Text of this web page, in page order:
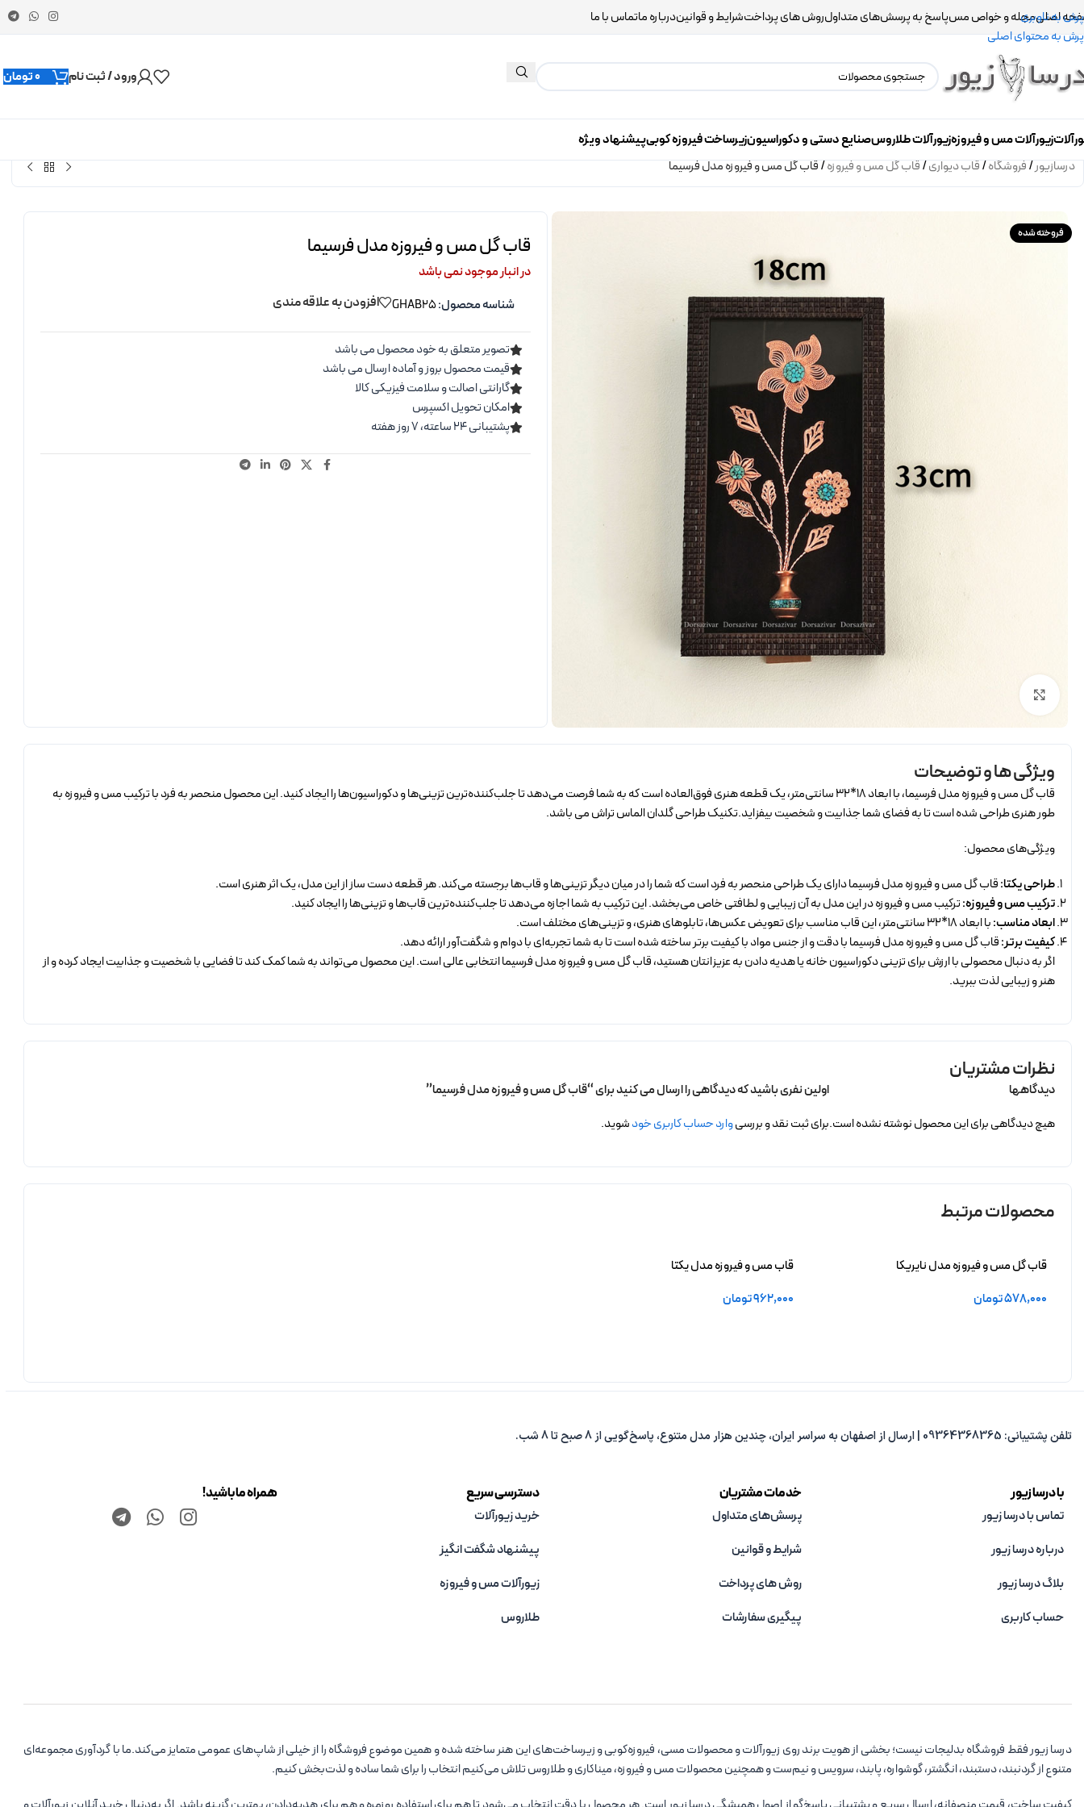
پرش به ناوبری
پرش به محتوای اصلی
اصلیمجله و خواص مسپاسخ به پرسش‌های متداولروش های پرداختشرایط و قوانیندرباره ماتماس با ما
ورود / ثبت نام 0تومان
زیورآلات مس و فیروزهزیورآلات طلاروسصنایع دستی و دکوراسیونزیرساخت فیروزه کوبیپیشنهاد ویژه
درسازیور/فروشگاه/قاب دیواری/قاب گل مس و فیروزه/قاب گل مس و فیروزه مدل فرسیما
فروخته شده قاب گل مس و فیروزه مدل فرسیما
در انبار موجود نمی باشد
شناسه محصول:GHAB25 افزودن به علاقه مندی
تصویر متعلق به خود محصول می باشد
قیمت محصول بروز و آماده ارسال می باشد
گارانتی اصالت و سلامت فیزیکی کالا
امکان تحویل اکسپرس
پشتیبانی ۲۴ ساعته، ۷ روز هفته
ویژگی ها و توضیحات
قاب گل مس و فیروزه مدل فرسیما، با ابعاد 18*32 سانتی‌متر، یک قطعه هنری فوق‌العاده است که به شما فرصت می‌دهد تا جلب‌کننده‌ترین تزینی‌ها و دکوراسیون‌ها را ایجاد کنید. این محصول منحصر به فرد با ترکیب مس و فیروزه به
طور هنری طراحی شده است تا به فضای شما جذابیت و شخصیت بیفزاید.تکنیک طراحی گلدان الماس تراش می باشد.
ویژگی‌های محصول:
طراحی یکتا:قاب گل مس و فیروزه مدل فرسیما دارای یک طراحی منحصر به فرد است که شما را در میان دیگر تزینی‌ها و قاب‌ها برجسته می‌کند. هر قطعه دست ساز از این مدل، یک اثر هنری است.
ترکیب مس و فیروزه:ترکیب مس و فیروزه در این مدل به آن زیبایی و لطافتی خاص می‌بخشد. این ترکیب به شما اجازه می‌دهد تا جلب‌کننده‌ترین قاب‌ها و تزینی‌ها را ایجاد کنید.
ابعاد مناسب:با ابعاد 18*32 سانتی‌متر، این قاب مناسب برای تعویض عکس‌ها، تابلوهای هنری، و تزینی‌های مختلف است.
کیفیت برتر:قاب گل مس و فیروزه مدل فرسیما با دقت و از جنس مواد با کیفیت برتر ساخته شده است تا به شما تجربه‌ای با دوام و شگفت‌آور ارائه دهد.
اگر به دنبال محصولی با ارزش برای تزینی دکوراسیون خانه یا هدیه دادن به عزیزانتان هستید، قاب گل مس و فیروزه مدل فرسیما انتخابی عالی است. این محصول می‌تواند به شما کمک کند تا فضایی با شخصیت و جذابیت ایجاد کرده و از
هنر و زیبایی لذت ببرید.
نظرات مشتریان
دیدگاهها
هیچ دیدگاهی برای این محصول نوشته نشده است.
اولین نفری باشید که دیدگاهی را ارسال می کنید برای “قاب گل مس و فیروزه مدل فرسیما”
برای ثبت نقد و بررسیوارد حساب کاربری خودشوید.
محصولات مرتبط
قاب گل مس و فیروزه مدل نایریکا
578,000تومان
قاب مس و فیروزه مدل یکتا
962,000تومان
تلفن پشتیبانی: 09364368365 | ارسال از اصفهان به سراسر ایران، چندین هزار مدل متنوع، پاسخ‌گویی از 8 صبح تا 8 شب.
با درسا زیور
تماس با درسا زیور
درباره درسا زیور
بلاگ درسا زیور
حساب کاربری
خدمات مشتریان
پرسش‌های متداول
شرایط و قوانین
روش های پرداخت
پیگیری سفارشات
دسترسی سریع
خرید زیورآلات
پیشنهاد شگفت انگیز
زیورآلات مس و فیروزه‌
طلاروس
همراه ما باشید!
درسا زیور فقط فروشگاه بدلیجات نیست؛ بخشی از هویت برند روی زیورآلات و محصولات مسی، فیروزه‌کوبی و زیرساخت‌های این هنر ساخته شده و همین موضوع فروشگاه را از خیلی از شاپ‌های عمومی متمایز می‌کند.ما با گردآوری مجموعه‌ای
متنوع از گردنبند، دستبند، انگشتر، گوشواره، پابند، سرویس و نیم‌ست و همچنین محصولات مس و فیروزه، میناکاری و طلاروس تلاش می‌کنیم انتخاب را برای شما ساده و لذت‌بخش کنیم.